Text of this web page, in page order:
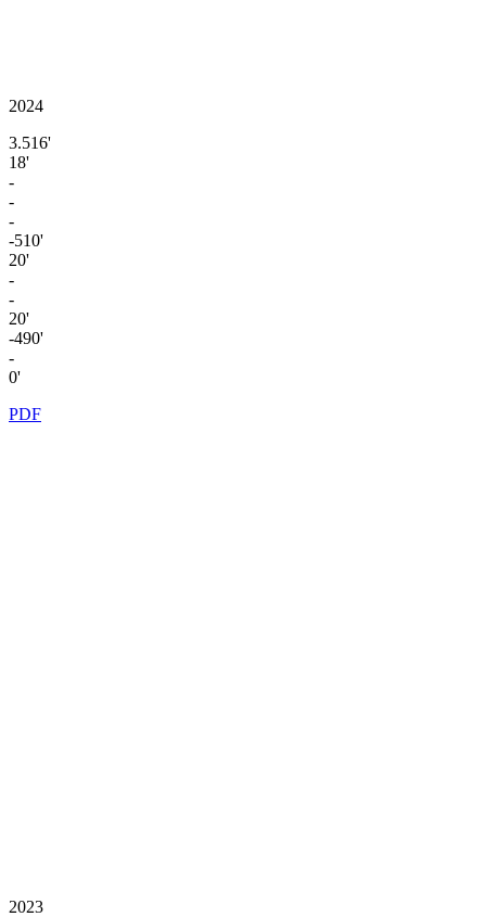
2024
3.516'
18'
-
-
-
-510'
20'
-
-
20'
-490'
-
0'
PDF
2023